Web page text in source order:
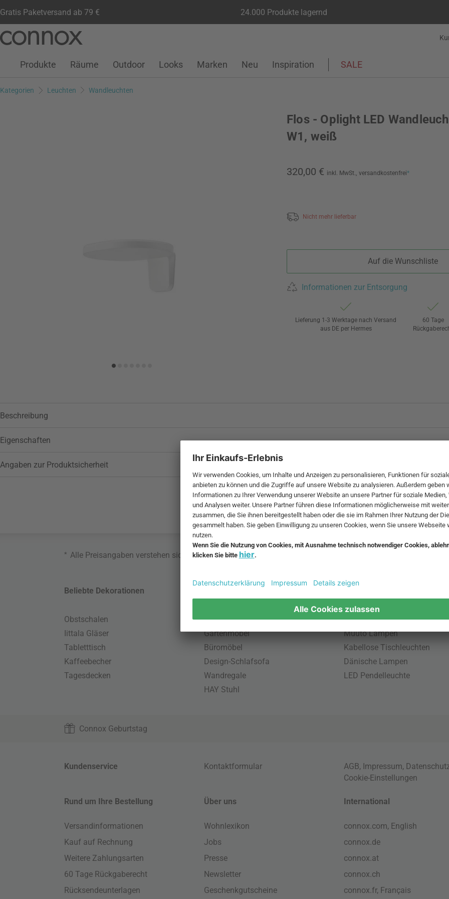
Gratis Paketversand ab 79 € 24.000 Produkte lagernd
Seiteninhalt
Suchfeld
Kundenkonto
Wunschliste
Warenkorb
Produkte Räume Outdoor Looks Marken Neu Inspiration SALE
Kategorien Leuchten Wandleuchten
Flos - Oplight LED
W1, weiß
320,00 € inkl. MwSt., versandkostenfrei*
Nicht mehr lieferbar
Auf die Wunschliste
Informationen zur Entsorgung
Lieferung 1-3 Werktage nach Versand
aus DE per Hermes
60 Tage
Beschreibung
Eigenschaften
Angaben zur Produktsicherheit
* Alle Preisangaben verstehen sich inklusive MwSt. und zzgl.
Beliebte Dekorationen
Obstschalen
Iittala Gläser
Tabletttisch
Kaffeebecher
Tagesdecken
Skandinavische Möbel
Gartenmöbel
Büromöbel
Design-Schlafsofa
Wandregale
HAY Stuhl
Pendellampe für Außen
Muuto Lampen
Kabellose Tischleuchten
Dänische Lampen
LED Pendelleuchte
Connox Geburtstag
Kundenservice Kontaktformular AGB, Impressum,
Cookie-Einstellungen
Rund um Ihre Bestellung
Versandinformationen
Kauf auf Rechnung
Weitere Zahlungsarten
60 Tage Rückgaberecht
Rücksendeunterlagen
Über uns
Wohnlexikon
Jobs
Presse
Newsletter
Geschenkgutscheine
International
connox.com, English
connox.de
connox.at
connox.ch
connox.fr, Français